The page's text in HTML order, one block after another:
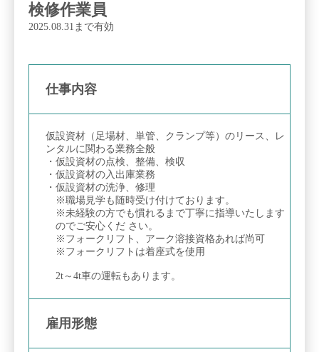
検修作業員
2025.08.31まで有効
仕事内容
仮設資材（足場材、単管、クランプ等）のリース、レ
ンタルに関わる業務全般
仮設資材の点検、整備、検収
仮設資材の入出庫業務
仮設資材の洗浄、修理
※職場見学も随時受け付けております。
※未経験の方でも慣れるまで丁寧に指導いたします
のでご安心くだ さい。
※フォークリフト、アーク溶接資格あれば尚可
※フォークリフトは着座式を使用
2t～4t車の運転もあります。
雇用形態